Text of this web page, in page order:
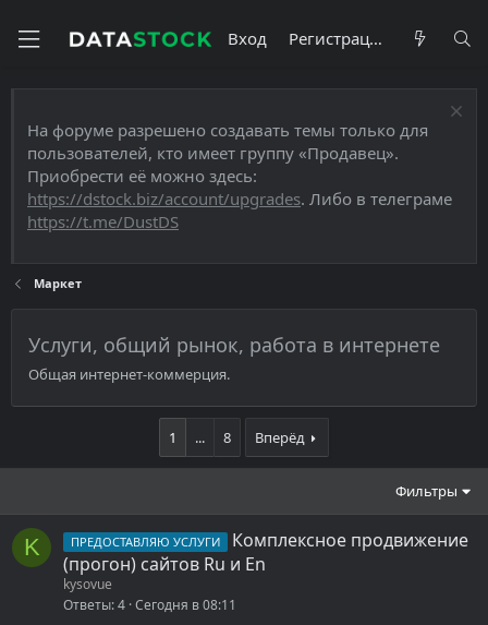
Вход Регистрация
На форуме разрешено создавать темы только для
пользователей, кто имеет группу «Продавец».
Приобрести её можно здесь:
https://dstock.biz/account/upgrades. Либо в телеграме
https://t.me/DustDS
Маркет
Услуги, общий рынок, работа в интернете
Общая интернет-коммерция.
1 ... 8 Вперёд
Фильтры
K ПРЕДОСТАВЛЯЮ УСЛУГИ
Комплексное продвижение
(прогон) сайтов Ru и En
kysovue
Ответы 4 Сегодня в 08:11